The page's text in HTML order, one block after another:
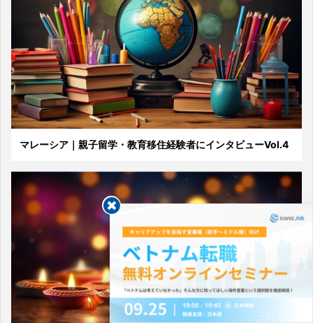
マレーシア｜親子留学・教育移住経験者にインタビューVol.4